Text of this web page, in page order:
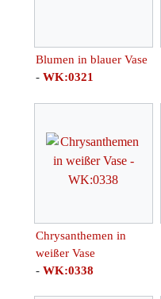
Blumen in blauer Vase
- WK:0321
Chrysanthemen in
weißer Vase
- WK:0338